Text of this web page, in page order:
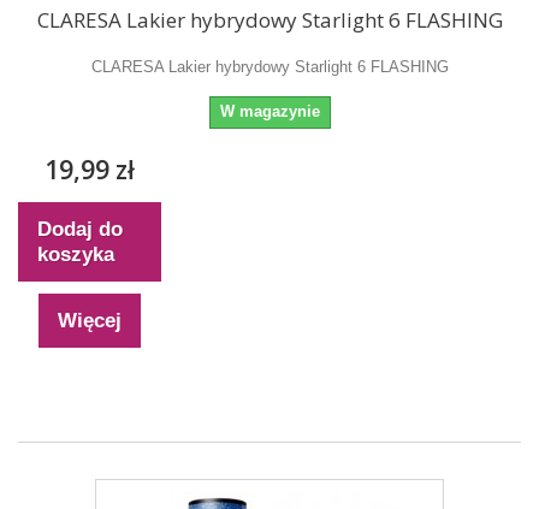
CLARESA Lakier hybrydowy Starlight 6 FLASHING
CLARESA Lakier hybrydowy Starlight 6 FLASHING
W magazynie
19,99 zł
Dodaj do
koszyka
Więcej